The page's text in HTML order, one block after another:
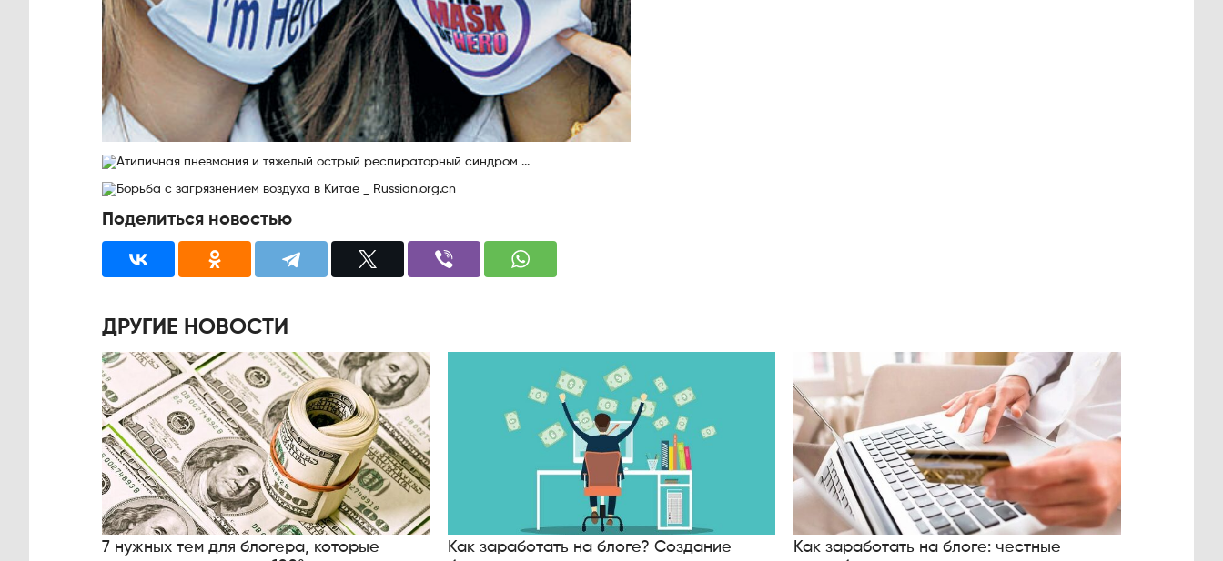
Поделиться новостью
ДРУГИЕ НОВОСТИ
7 нужных тем для блогера, которые
Как заработать на блоге? Создание
Как заработать на блоге: честные